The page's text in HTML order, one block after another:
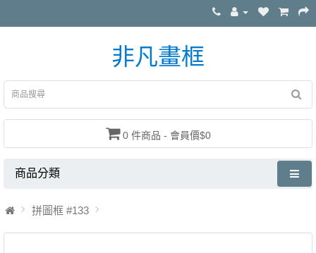
非凡畫框
0 件商品 - 會員價$0
商品分類
拼圖框 #133